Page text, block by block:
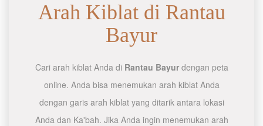
Arah Kiblat di Rantau
Bayur
Cari arah kiblat Anda di Rantau Bayurdengan peta
online. Anda bisa menemukan arah kiblat Anda
dengan garis arah kiblat yang ditarik antara lokasi
Anda dan Ka'bah. Jika Anda ingin menemukan arah